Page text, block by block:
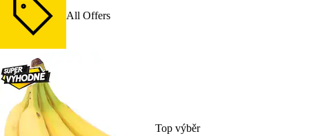
All Offers
Top výběr